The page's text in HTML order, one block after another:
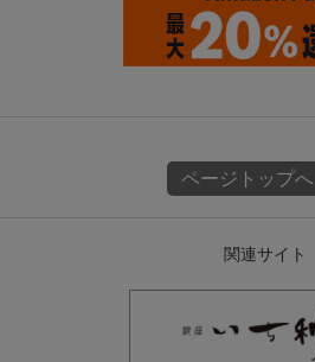
ページトップへ
関連サイト